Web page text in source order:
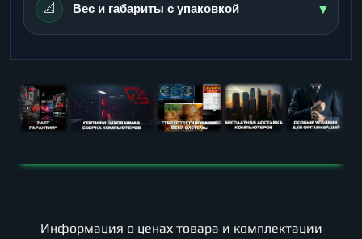
📐 Вес и габариты с упаковкой ▾
Информация о ценах товара и комплектации